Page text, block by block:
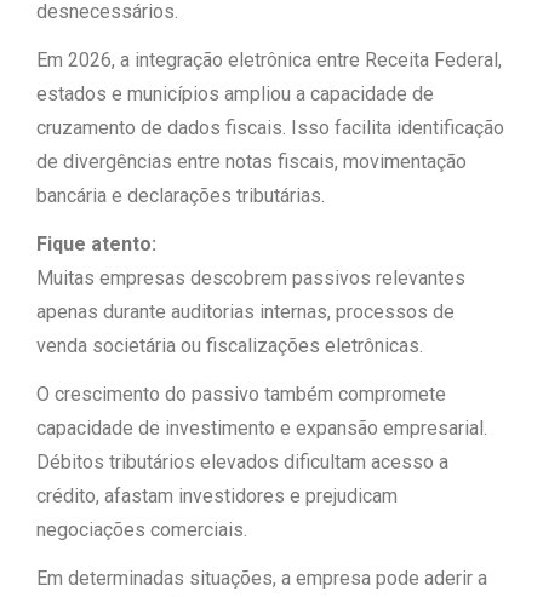
desnecessários.
Em 2026, a integração eletrônica entre Receita Federal,
estados e municípios ampliou a capacidade de
cruzamento de dados fiscais. Isso facilita identificação
de divergências entre notas fiscais, movimentação
bancária e declarações tributárias.
Fique atento:
Muitas empresas descobrem passivos relevantes
apenas durante auditorias internas, processos de
venda societária ou fiscalizações eletrônicas.
O crescimento do passivo também compromete
capacidade de investimento e expansão empresarial.
Débitos tributários elevados dificultam acesso a
crédito, afastam investidores e prejudicam
negociações comerciais.
Em determinadas situações, a empresa pode aderir a